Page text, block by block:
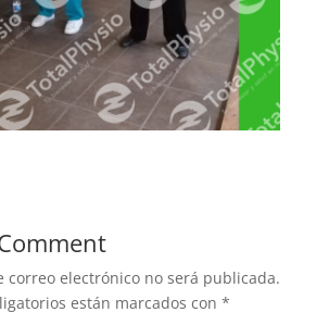
correo electrónico no será publicada.
están marcados con *